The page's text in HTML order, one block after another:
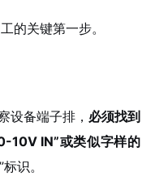
的关键第一步。
设备端子排， 必须找到
10V IN”或类似字样的
识。